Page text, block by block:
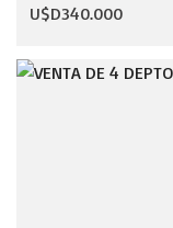
U$D340.000